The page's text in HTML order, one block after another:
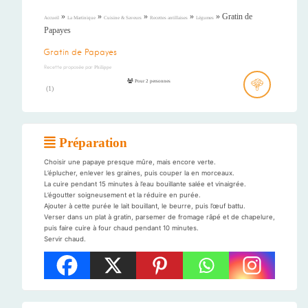
Accueil » La Martinique » Cuisine & Saveurs » Recettes antillaises » Légumes » Gratin de
Papayes
Gratin de Papayes
Recette proposée par Philippe
(1)
Pour 2 personnes
Préparation
Choisir une papaye presque mûre, mais encore verte.
L’éplucher, enlever les graines, puis couper la en morceaux.
La cuire pendant 15 minutes à l’eau bouillante salée et vinaigrée.
L’égoutter soigneusement et la réduire en purée.
Ajouter à cette purée le lait bouillant, le beurre, puis l’œuf battu.
Verser dans un plat à gratin, parsemer de fromage râpé et de chapelure,
puis faire cuire à four chaud pendant 10 minutes.
Servir chaud.